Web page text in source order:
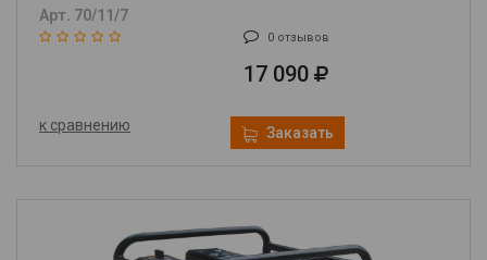
Арт. 70/11/7
0 отзывов
17 090
к сравнению Заказать